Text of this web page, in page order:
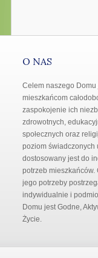
O NAS
Celem naszego
mieszkańcom
zaspokojenie ich
zdrowotnych,
społecznych oraz
poziom świadczonych
dostosowany jest do
potrzeb mieszkańców.
jego potrzeby
indywidualnie i
Domu jest Godne,
Życie.